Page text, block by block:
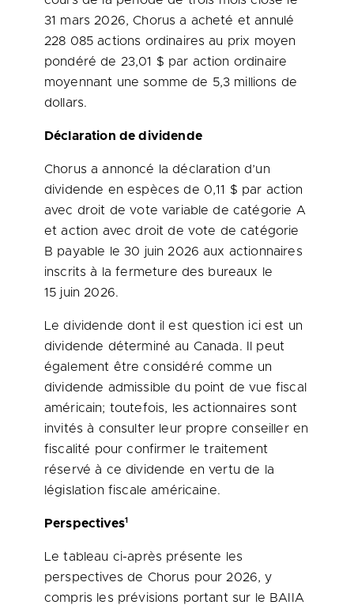
31 mars 2026, Chorus a acheté et annulé
228 085 actions ordinaires au prix moyen
pondéré de 23,01 $ par action ordinaire
moyennant une somme de 5,3 millions de
dollars.
Déclaration de dividende
Chorus a annoncé la déclaration d’un
dividende en espèces de 0,11 $ par action
avec droit de vote variable de catégorie A
et action avec droit de vote de catégorie
B payable le 30 juin 2026 aux actionnaires
inscrits à la fermeture des bureaux le
15 juin 2026.
Le dividende dont il est question ici est un
dividende déterminé au Canada. Il peut
également être considéré comme un
dividende admissible du point de vue fiscal
américain; toutefois, les actionnaires sont
invités à consulter leur propre conseiller en
fiscalité pour confirmer le traitement
réservé à ce dividende en vertu de la
législation fiscale américaine.
Perspectives1
Le tableau ci-après présente les
perspectives de Chorus pour 2026, y
compris les prévisions portant sur le BAIIA